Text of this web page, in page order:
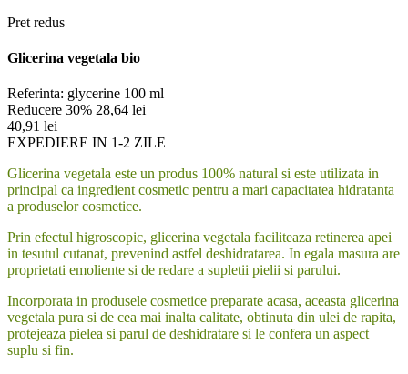
Pret redus
Glicerina vegetala bio
Referinta: glycerine 100 ml
Reducere 30% 28,64 lei
40,91 lei
EXPEDIERE IN 1-2 ZILE
Glicerina vegetala este un produs 100% natural si este utilizata in
principal ca ingredient cosmetic pentru a mari capacitatea hidratanta
a produselor cosmetice.
Prin efectul higroscopic, glicerina vegetala faciliteaza retinerea apei
in tesutul cutanat, prevenind astfel deshidratarea. In egala masura are
proprietati emoliente si de redare a supletii pielii si parului.
Incorporata in produsele cosmetice preparate acasa, aceasta glicerina
vegetala pura si de cea mai inalta calitate, obtinuta din ulei de rapita,
protejeaza pielea si parul de deshidratare si le confera un aspect
suplu si fin.